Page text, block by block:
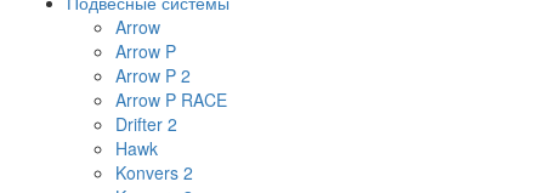
Arrow
Arrow P
Arrow P 2
Arrow P RACE
Drifter 2
Hawk
Konvers 2